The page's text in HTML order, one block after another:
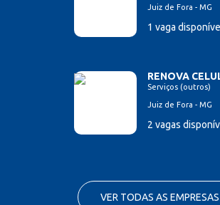
Juiz de Fora - MG
1 vaga
RENOVA
Serviços (outros)
Juiz de Fora - MG
2 vagas
VER TODAS AS EMPRESAS